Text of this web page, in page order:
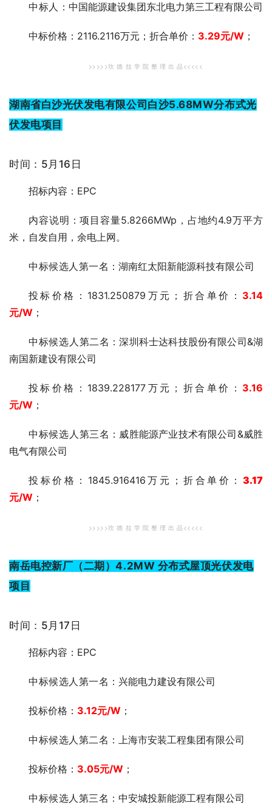
中标人 ：中国能源建设集团东北电力第三工程有限公司
中标价格：2116.2116万元；折合单价： 3.29元/W ；
>>>>>坎 德 拉 学 院 整 理 出 品<<<<<
湖南省白沙光伏发电有限公司白沙5.68MW分布式光
伏发电项目
时间：5月16日
招标内容：EPC
内容说明：项目容量5.8266MWp，占地约4.9万平方
米，自发自用，余电上网。
中标候选人第一名：湖南红太阳新能源科技有限公司
投标价格：1831.250879万元；折合单价： 3.14
元/W ；
中标候选人第二名：深圳科士达科技股份有限公司&湖
南国新建设有限公司
投标价格：1839.228177万元；折合单价： 3.16
元/W ；
中标候选人第三名：威胜能源产业技术有限公司&威胜
电气有限公司
投标价格：1845.916416万元；折合单价： 3.17
元/W ；
>>>>>坎 德 拉 学 院 整 理 出 品<<<<<
南岳电控新厂（二期）4.2MW 分布式屋顶光伏发电
项目
时间：5月17日
招标内容：EPC
中标候选人第一名：兴能电力建设有限公司
投标价格： 3.12元/W ；
中标候选人第二名：上海市安装工程集团有限公司
投标价格： 3.05元/W ；
中标候选人第三名：中安城投新能源工程有限公司